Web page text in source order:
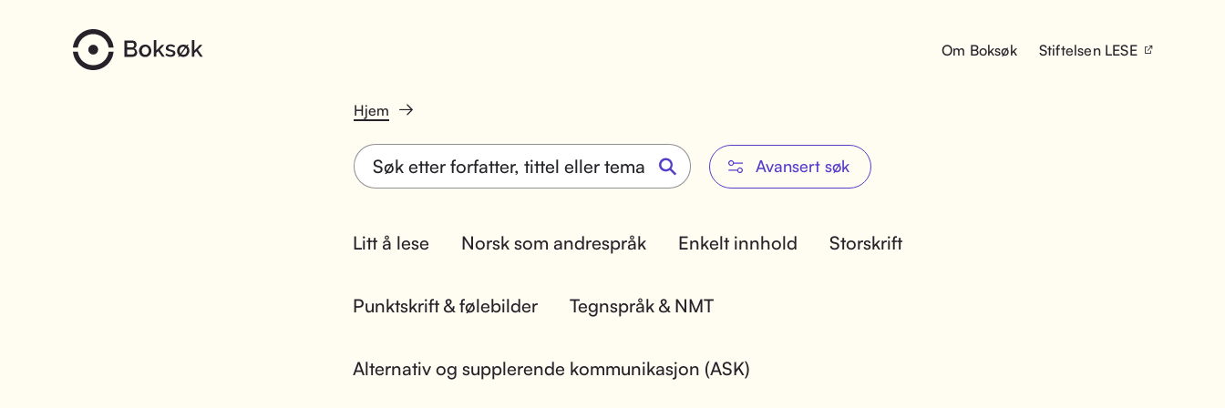
Om Boksøk Stiftelsen LESE
Hjem
Avansert søk
Litt å lese Norsk som andrespråk Enkelt innhold Storskrift
Punktskrift & følebilder Tegnspråk & NMT
Alternativ og supplerende kommunikasjon (ASK)